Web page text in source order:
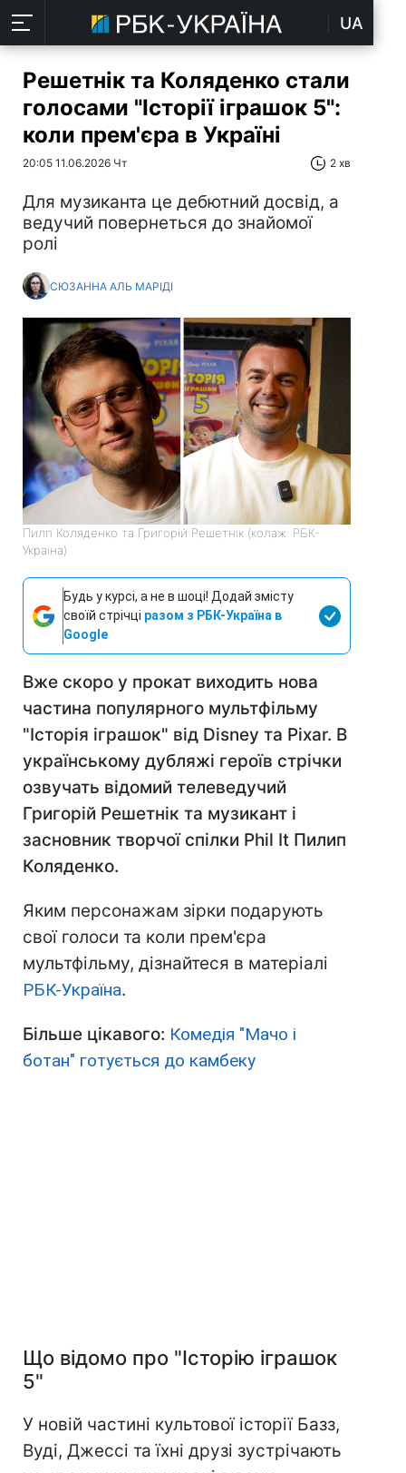
UA
Решетнік та Коляденко стали
голосами "Історії іграшок 5":
коли прем'єра в Україні
20:05 11.06.2026 Чт 2 хв
Для музиканта це дебютний досвід, а
ведучий повернеться до знайомої
ролі
СЮЗАННА АЛЬ МАРІДІ
Пилп Коляденко та Григорій Решетнік (колаж: РБК-
Україна)
Будь у курсі, а не в шоці! Додай змісту
своїй стрічці разом з РБК-Україна в
Google
Вже скоро у прокат виходить нова
частина популярного мультфільму
"Історія іграшок" від Disney та Pixar. В
українському дубляжі героїв стрічки
озвучать відомий телеведучий
Григорій Решетнік та музикант і
засновник творчої спілки Phil It Пилип
Коляденко.
Яким персонажам зірки подарують
свої голоси та коли прем'єра
мультфільму, дізнайтеся в матеріалі
РБК-Україна.
Більше цікавого: Комедія "Мачо і
ботан" готується до камбеку
Що відомо про "Історію іграшок
5"
У новій частині культової історії Базз,
Вуді, Джессі та їхні друзі зустрічають